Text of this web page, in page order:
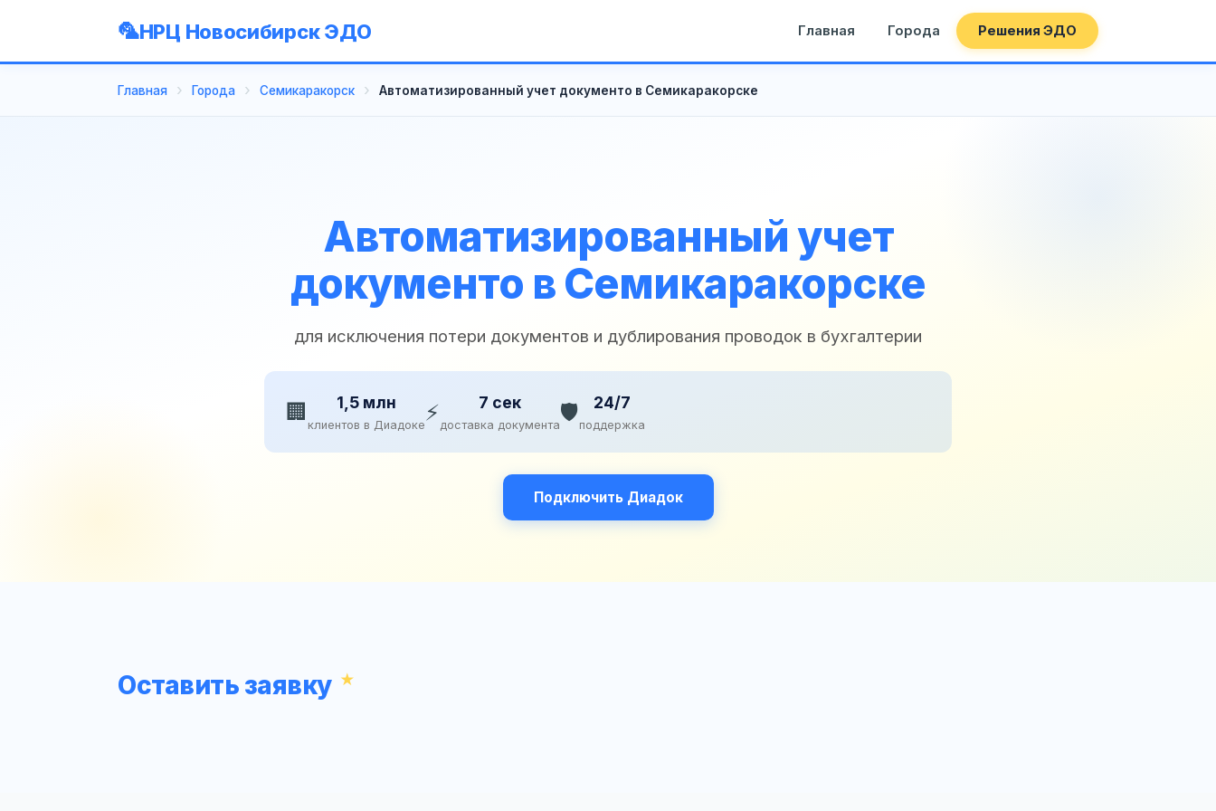
НРЦ Новосибирск ЭДО Главная Города Решения ЭДО
Главная Города Семикаракорск Автоматизированный учет документо в Семикаракорске
Автоматизированный учет
документо в Семикаракорске
для исключения потери документов и дублирования проводок в бухгалтерии
🏢 1,5 млн
клиентов в Диадоке ⚡ 7 сек
доставка документа🛡️ 24/7
поддержка
Подключить Диадок
Оставить заявку